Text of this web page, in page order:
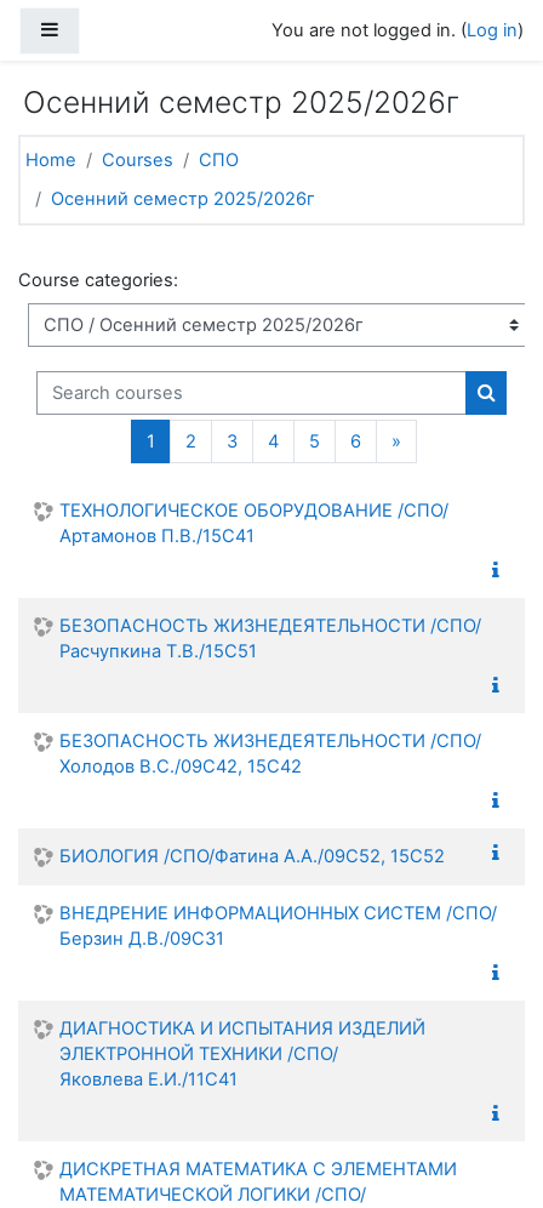
You are not logged in. (Log in)
Осенний семестр 2025/2026г
Home Courses
СПО
Осенний семестр 2025/2026г
Course categories:
Search courses
1 (current)
2 3 4 5 6 »Next page
ТЕХНОЛОГИЧЕСКОЕ ОБОРУДОВАНИЕ /СПО/
Артамонов П.В./15С41
БЕЗОПАСНОСТЬ ЖИЗНЕДЕЯТЕЛЬНОСТИ /СПО/
Расчупкина Т.В./15С51
БЕЗОПАСНОСТЬ ЖИЗНЕДЕЯТЕЛЬНОСТИ /СПО/
Холодов В.С./09С42, 15С42
БИОЛОГИЯ /СПО/Фатина А.А./09С52, 15С52
ВНЕДРЕНИЕ ИНФОРМАЦИОННЫХ СИСТЕМ /СПО/
Берзин Д.В./09С31
ДИАГНОСТИКА И ИСПЫТАНИЯ ИЗДЕЛИЙ
ЭЛЕКТРОННОЙ ТЕХНИКИ /СПО/
Яковлева Е.И./11С41
ДИСКРЕТНАЯ МАТЕМАТИКА С ЭЛЕМЕНТАМИ
МАТЕМАТИЧЕСКОЙ ЛОГИКИ /СПО/